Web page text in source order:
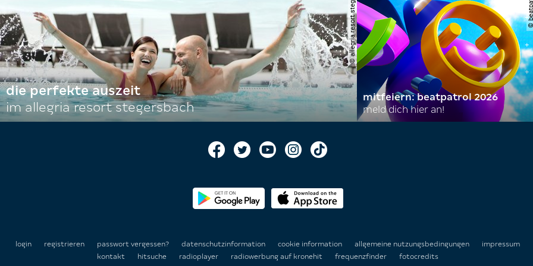
© allegria resort stegersbach
die perfekte auszeit
im allegria resort stegersbach
mitfeiern: beatpatrol 2026
meld dich hier an!
login registrieren passwort vergessen? datenschutzinformation cookie information allgemeine nutzungsbedingungen
impressum
kontakt
hitsuche radioplayer radiowerbung auf kronehit frequenzfinder fotocredits